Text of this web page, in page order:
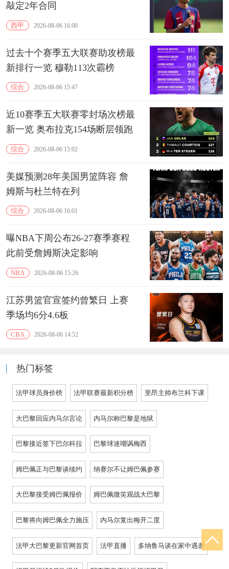
敲定2年合同
西甲 2026-08-06 16:00
过去十个赛季五大联赛助攻榜最
新排行一览 穆勒113次霸榜
综合 2026-08-06 15:47
近10赛季五大联赛零封场次榜最
新一览 奥布拉克154场断层领跑
综合 2026-08-06 15:02
美媒预测28年美国男篮阵容 詹
姆斯与杜兰特在列
综合 2026-08-06 16:01
曝NBA下周公布26-27赛季赛程
此前受詹姆斯决定影响
NBA 2026-08-06 15:26
江苏男篮官宣签约曾繁日 上赛
季场均6分4.6板
CBA 2026-08-06 14:52
热门标签
法甲球员身价榜 法甲联赛最新积分榜 里昂主帅布兰科下课
大巴黎回应内马尔言论 内马尔称巴黎是地狱
巴黎接近签下巴尔科拉 巴黎球迷嘲讽梅西
姆巴佩正与巴黎谈续约 纳赛尔不让姆巴佩参赛
大巴黎接受姆巴佩报价 姆巴佩微笑观战大巴黎
巴黎将向姆巴佩全力施压 内马尔复出梅开二度
法甲大巴黎更新官网首页 法甲直播 多纳鲁马谈在家中遇袭